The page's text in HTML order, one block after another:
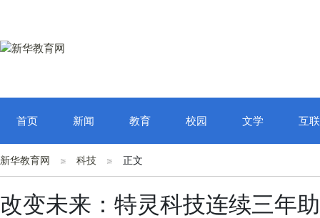
首页 新闻 教育 校园 文学 互
新华教育网 科技 正文
改变未来：特灵科技连续三年